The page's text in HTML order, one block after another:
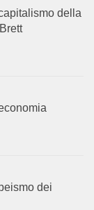
della
dei